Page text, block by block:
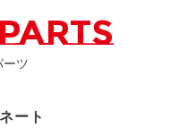
ーツ
ート